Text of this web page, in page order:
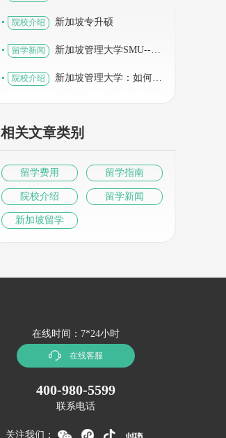
止在即，部分专业已开通
院校介绍 新加坡专升硕
留学新闻
新加坡管理大学SMU--Mi
院校介绍
新加坡管理大学：如何维
相关文章类别
留学费用 留学指南
院校介绍 留学新闻
新加坡留学
在线时间：7*24小时
在线客服
400-980-5599
联系电话
关注我们：